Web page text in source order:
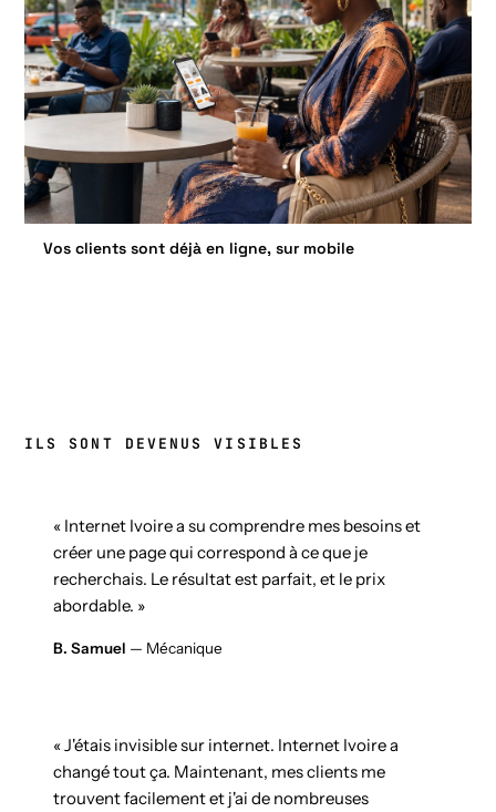
Vos clients sont déjà en ligne, sur mobile
ILS SONT DEVENUS VISIBLES
« Internet Ivoire a su comprendre mes besoins et
créer une page qui correspond à ce que je
recherchais. Le résultat est parfait, et le prix
abordable. »
B. Samuel — Mécanique
« J'étais invisible sur internet. Internet Ivoire a
changé tout ça. Maintenant, mes clients me
trouvent facilement et j'ai de nombreuses